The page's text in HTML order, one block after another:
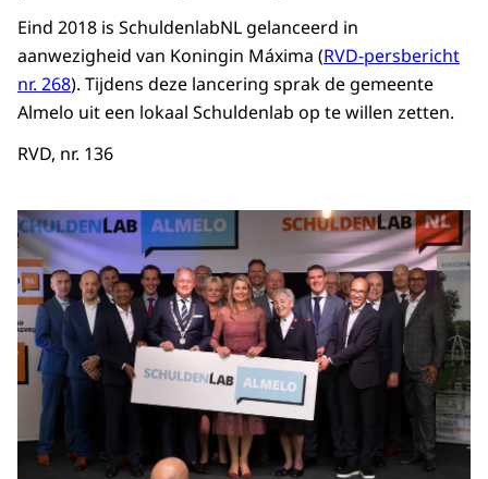
Eind 2018 is SchuldenlabNL gelanceerd in
aanwezigheid van Koningin Máxima (RVD-persbericht
nr. 268). Tijdens deze lancering sprak de gemeente
Almelo uit een lokaal Schuldenlab op te willen zetten.
RVD, nr. 136